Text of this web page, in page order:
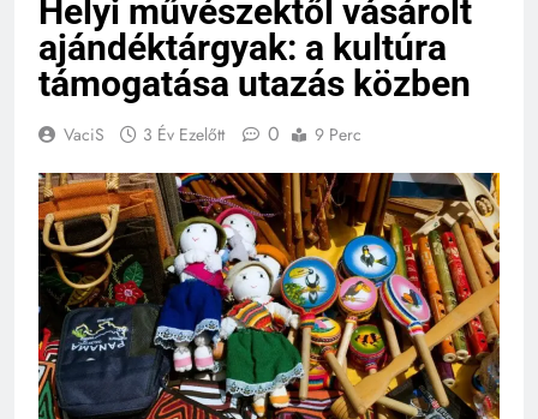
Helyi művészektől vásárolt
ajándéktárgyak: a kultúra
támogatása utazás közben
VaciS 3 Év Ezelőtt 0 9 Perc